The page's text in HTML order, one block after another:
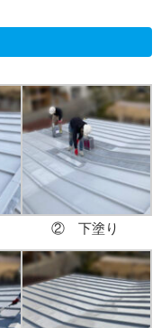
② 下塗り